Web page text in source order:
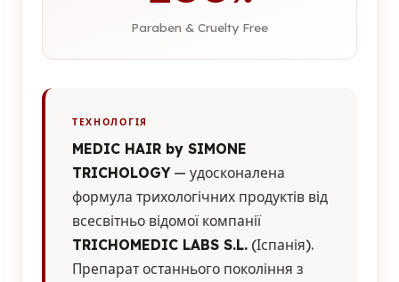
Paraben & Cruelty Free
ТЕХНОЛОГІЯ
MEDIC HAIR by SIMONE
TRICHOLOGY— удосконалена
формула трихологічних продуктів від
всесвітньо відомої компанії
TRICHOMEDIC LABS S.L. (Іспанія).
Препарат останнього покоління з